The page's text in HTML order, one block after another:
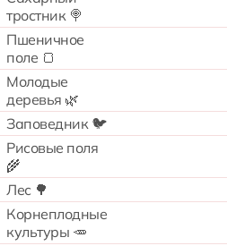
тростник 🍭
Пшеничное
поле 🍞
Молодые
деревья 🌿
Заповедник 🐦
Рисовые поля
🌾
Лес 🌳
Корнеплодные
культуры 🥕